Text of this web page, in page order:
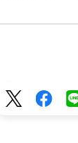
てきたXTech
プレイヤーのひと